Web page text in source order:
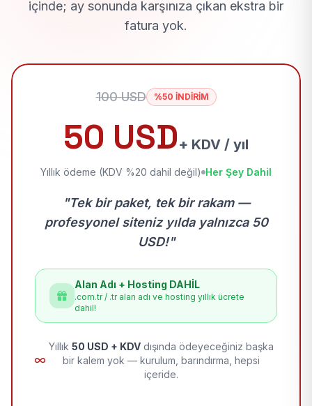
içinde; ay sonunda karşınıza çıkan ekstra bir
fatura yok.
100 USD %50 İNDİRİM
50 USD+ KDV / yıl
Yıllık ödeme (KDV %20 dahil değil) Her Şey Dahil
"Tek bir paket, tek bir rakam —
profesyonel siteniz yılda yalnızca 50
USD!"
Alan Adı + Hosting DAHİL
.com.tr / .tr alan adı ve hosting yıllık ücrete
dahil!
Yıllık 50 USD + KDV dışında ödeyeceğiniz başka
bir kalem yok — kurulum, barındırma, hepsi
içeride.